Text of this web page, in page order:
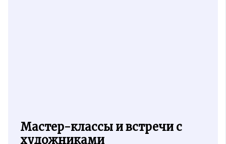
Мастер-классы и встречи с
художниками